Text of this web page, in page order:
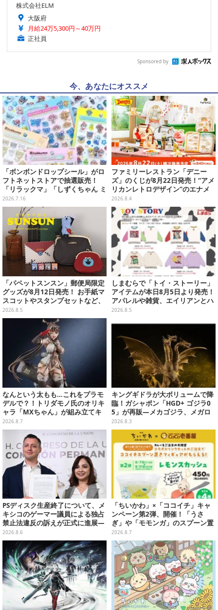
株式会社ELM
大阪府
月給24万5,300円～40万円
正社員
Sponsored by
今、あなたにオススメ
「ボンボンドロップシール」がロ
フトネットストアで抽選販売！
「リラックマ」「しずくちゃん ミ
ニ」など全12種をラインナップ
2026.7.16
ファミリーレストラン「デニー
ズ」のくじが8月22日発売！“アメ
リカンレトロデザイン”のエナメ
ルバッグやTシャツなど、日常使
いできるグッズを用意
2026.8.4
「パペットスンスン」郵便局限定
グッズが8月12日発売！ お手紙マ
スコットやスタンプセットなど、
可愛すぎる全5アイテムがライン
ナップ
2026.8.5
しまむらで「トイ・ストーリー」
アイテムが本日8月5日より発売！
アパレルや雑貨、エイリアンとハ
ムのダイカットクッションなど盛
2026.8.5
なんという太もも…これをプラモ
デルで？！トリダモノ氏のオリキ
ャラ「MXちゃん」が組み立てキ
ット化―持ってるケースはレール
ガンに変形
2026.8.7
キングギドラが大ボリュームで降
臨！ガシャポン「HGD+ ゴジラ0
5」が再販―メカゴジラ、メガロ
なども揃った全4種
2026.8.3
PSディスク生産終了について、メ
キシコのゲーマー議員による独占
禁止法違反の訴えが正式に進展―
「テクノロジーは自由を拡大する
ために役立つべき」
2026.8.6
「ちいかわ」×「ココイチ」キャ
ンペーン第2弾、開催！「うさ
ぎ」や「モモンガ」のスプーン置
きをGETしよう
2026.8.7